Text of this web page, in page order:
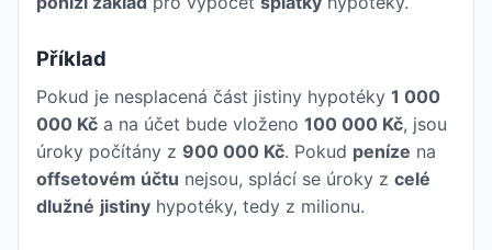
Příklad
Pokud je nesplacená část jistiny hypotéky 1 000
000 Kč a na účet bude vloženo 100 000 Kč, jsou
úroky počítány z 900 000 Kč. Pokud peníze na
offsetovém účtu nejsou, splácí se úroky z celé
dlužné jistiny hypotéky, tedy z milionu.